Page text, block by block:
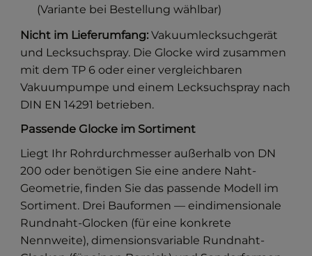
(Variante bei Bestellung wählbar)
Nicht im Lieferumfang: Vakuumlecksuchgerät
und Lecksuchspray. Die Glocke wird zusammen
mit dem TP 6 oder einer vergleichbaren
Vakuumpumpe und einem Lecksuchspray nach
DIN EN 14291 betrieben.
Passende Glocke im Sortiment
Liegt Ihr Rohrdurchmesser außerhalb von DN
200 oder benötigen Sie eine andere Naht-
Geometrie, finden Sie das passende Modell im
Sortiment. Drei Bauformen — eindimensionale
Rundnaht-Glocken (für eine konkrete
Nennweite), dimensionsvariable Rundnaht-